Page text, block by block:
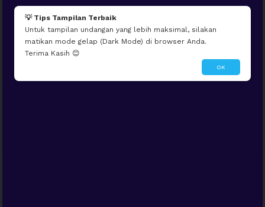
💡 Tips Tampilan Terbaik
Untuk tampilan undangan yang lebih maksimal, silakan
matikan mode gelap (Dark Mode) di browser Anda.
Terima Kasih 😊
OK